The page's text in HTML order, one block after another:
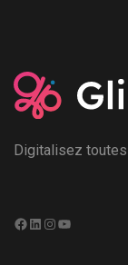
Digitalisez
Facebook
LinkedIn
Instagram